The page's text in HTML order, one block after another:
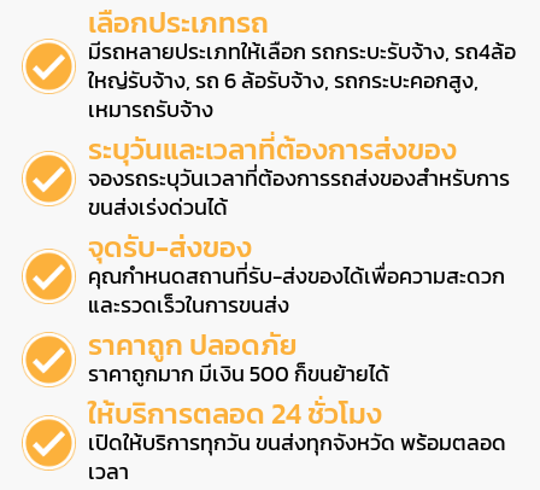
เลือกประเภทรถ
มีรถหลายประเภทให้เลือก รถกระบะรับจ้าง, รถ4ล้อ
ใหญ่รับจ้าง, รถ 6 ล้อรับจ้าง, รถกระบะคอกสูง,
เหมารถรับจ้าง
ระบุวันและเวลาที่ต้องการส่งของ
จองรถระบุวันเวลาที่ต้องการรถส่งของสำหรับการ
ขนส่งเร่งด่วนได้
จุดรับ-ส่งของ
คุณกำหนดสถานที่รับ-ส่งของได้เพื่อความสะดวก
และรวดเร็วในการขนส่ง
ราคาถูก ปลอดภัย
ราคาถูกมาก มีเงิน 500 ก็ขนย้ายได้
ให้บริการตลอด 24 ชั่วโมง
เปิดให้บริการทุกวัน ขนส่งทุกจังหวัด พร้อมตลอด
เวลา